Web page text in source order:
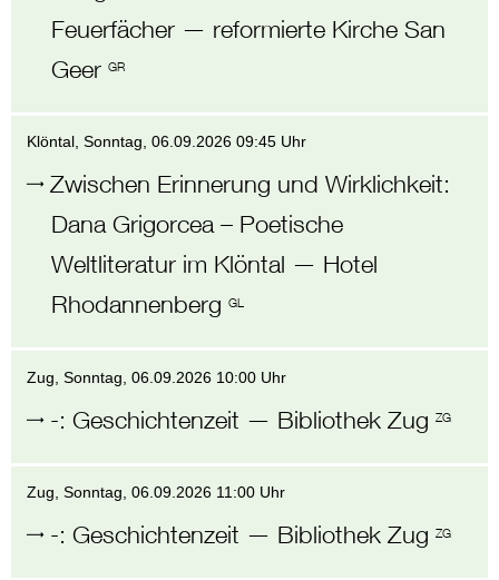
Feuerfächer— reformierte Kirche San
Geer GR
Klöntal, Sonntag,06.09.2026 09:45 Uhr
Zwischen Erinnerung und Wirklichkeit:
Dana Grigorcea – Poetische
Weltliteratur im Klöntal — Hotel
Rhodannenberg GL
Zug , Sonntag,06.09.2026 10:00 Uhr
-:Geschichtenzeit — Bibliothek Zug ZG
Zug, Sonntag,06.09.2026 11:00 Uhr
-:Geschichtenzeit — Bibliothek Zug ZG